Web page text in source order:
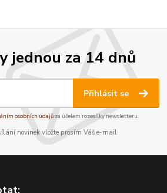
jednou za 14 dnů
Přihlásit se
osobních údajůza účelem rozesílky newsletteru.
novinek vložte prosím Váš e-mail